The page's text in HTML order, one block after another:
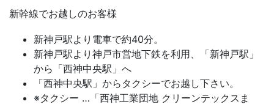
新幹線でお越しのお客様
新神戸駅より電車で約40分。
新神戸駅より神戸市営地下鉄を利用、「新神戸駅」
から「西神中央駅」へ
「西神中央駅」からタクシーでお越し下さい。
※タクシー …「西神工業団地 クリーンテックスま